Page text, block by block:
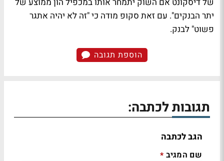
יתר הבנקים". עם זאת סקופ מודה כי "זה לא יהיה אתגר
פשוט" לבנק.
הוספת תגובה
תגובות לכתבה:
הגב לכתבה
שם המגיב *